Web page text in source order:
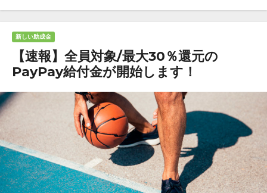
新しい助成金
【速報】全員対象/最大30％還元の
PayPay給付金が開始します！